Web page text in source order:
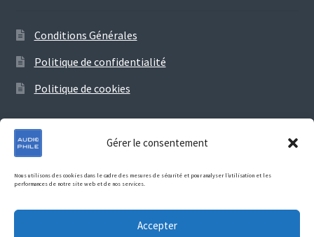
Gérer le consentement
Nous utilisons des cookies dans le cadre des mesures de sécurité et pour analyser l’utilisation et les
performances de notre site web et de nos services.
Accepter
Conditions Générales
Politique de confidentialité
Politique de cookies
© Audiophile 2026
WooCommerce.